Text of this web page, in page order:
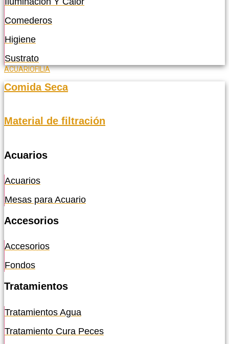
Comederos
Higiene
Sustrato
ACUARIOFILIA
Comida Seca
Material de filtración
Acuarios
Acuarios
Mesas para Acuario
Accesorios
Accesorios
Fondos
Tratamientos
Tratamientos Agua
Tratamiento Cura Peces